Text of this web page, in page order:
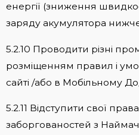
енергії (зниження
заряду акумулятора
5.2.10 Проводити різні
розміщенням правил і
сайті /або в Мобільному
5.2.11 Відступити свої
заборгованостей з